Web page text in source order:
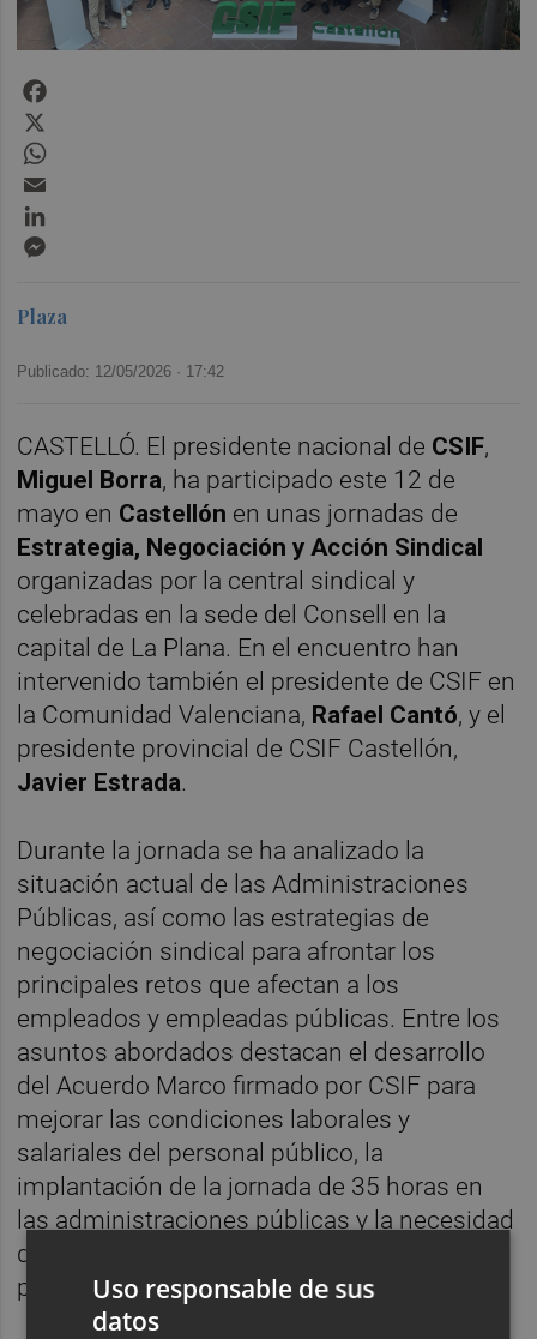
Plaza
Publicado: 12/05/2026 · 17:42
CASTELLÓ. El presidente nacional de CSIF,
Miguel Borra, ha participado este 12 de
mayo en Castellón en unas jornadas de
Estrategia, Negociación y Acción Sindical
organizadas por la central sindical y
celebradas en la sede del Consell en la
capital de La Plana. En el encuentro han
intervenido también el presidente de CSIF en
la Comunidad Valenciana, Rafael Cantó, y el
presidente provincial de CSIF Castellón,
Javier Estrada.
Durante la jornada se ha analizado la
situación actual de las Administraciones
Públicas, así como las estrategias de
negociación sindical para afrontar los
principales retos que afectan a los
empleados y empleadas públicas. Entre los
asuntos abordados destacan el desarrollo
del Acuerdo Marco firmado por CSIF para
mejorar las condiciones laborales y
salariales del personal público, la
implantación de la jornada de 35 horas en
las administraciones públicas y la necesidad
de reforzar las plantillas ante la creciente
presión sobre los servicios públicos.
Uso responsable de sus
datos